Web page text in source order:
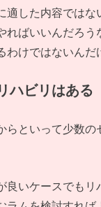
適した内容ではな
ればいいんだろ
わけではないん
ハビリはある
らといって少数
良いケースでも